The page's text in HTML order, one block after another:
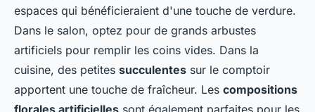
espaces qui bénéficieraient d'une touche de verdure.
Dans le salon, optez pour de grands arbustes
artificiels pour remplir les coins vides. Dans la
cuisine, des petites succulentes sur le comptoir
apportent une touche de fraîcheur. Les compositions